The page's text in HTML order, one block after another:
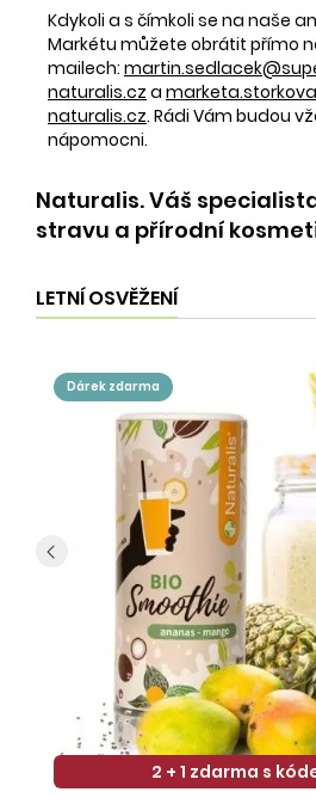
Kdykoli a s čímkoli se na naše
Markétu můžete obrátit přímo
mailech:
naturalis.cz a
naturalis.cz. Rádi Vám budou
nápomocni.
Naturalis. Váš
stravu a přírodní
LETNÍ OSVĚŽENÍ
dárek zdarma
2 + 1 zdarma s